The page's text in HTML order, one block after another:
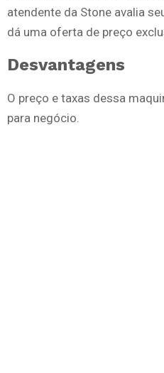
atendente da Stone avalia
dá uma oferta de preço
Desvantagens
O preço e taxas dessa
para negócio.